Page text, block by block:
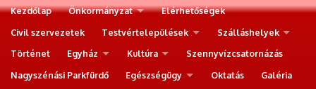
Kezdőlap Önkormányzat
Elérhetőségek
Civil szervezetek
Testvértelepülések
Szálláshelyek
Történet
Egyház Kultúra
Szennyvízcsatornázás
Nagyszénási Parkfürdő
Egészségügy Oktatás
Galéria